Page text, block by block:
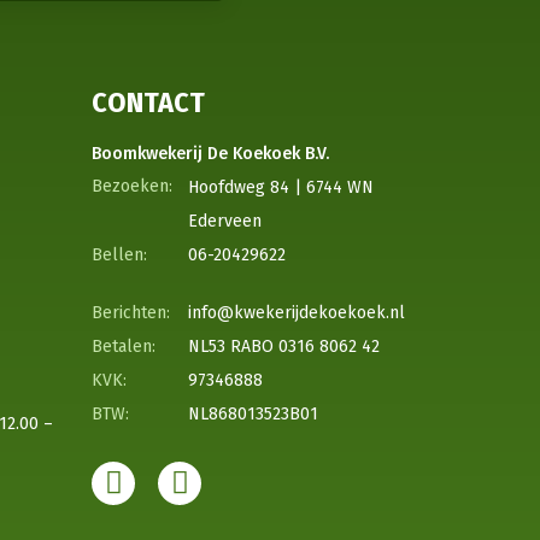
–
CONTACT
Boomkwekerij De Koekoek B.V.
Hoofdweg 84 | 6744 WN
Ederveen
06-20429622
info@kwekerijdekoekoek.nl
NL53 RABO 0316 8062 42
97346888
NL868013523B01